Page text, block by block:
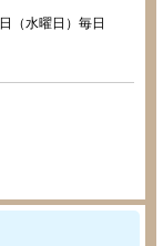
（水曜日）毎日